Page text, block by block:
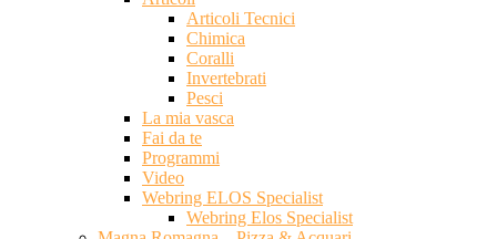
Articoli Tecnici
Chimica
Coralli
Invertebrati
Pesci
La mia vasca
Fai da te
Programmi
Video
Webring ELOS Specialist
Webring Elos Specialist